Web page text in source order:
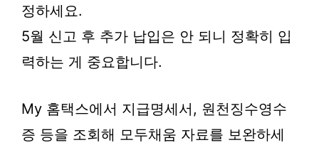
정하세요.
5월 신고 후 추가 납입은 안 되니 정확히 입
력하는 게 중요합니다.
My 홈택스에서 지급명세서, 원천징수영수
증 등을 조회해 모두채움 자료를 보완하세